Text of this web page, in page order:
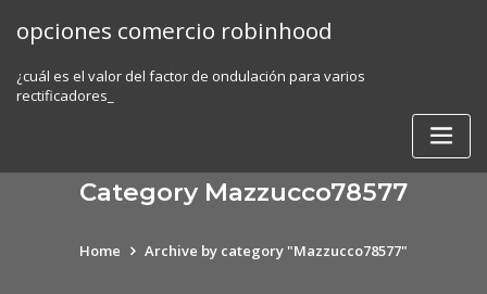
opciones comercio robinhood
¿cuál es el valor del factor de ondulación para varios
rectificadores_
Category Mazzucco78577
Home Archive by category "Mazzucco78577"